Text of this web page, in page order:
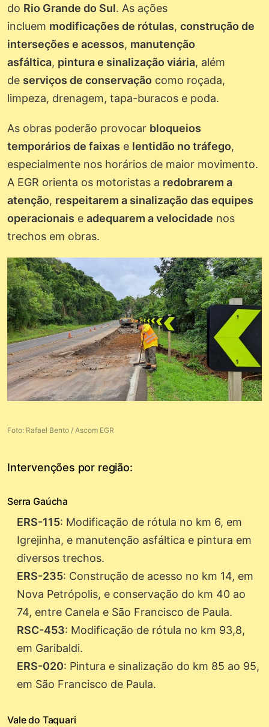
do Rio Grande do Sul. As ações
incluem modificações de rótulas, construção de
interseções e acessos, manutenção
asfáltica, pintura e sinalização viária, além
de serviços de conservação como roçada,
limpeza, drenagem, tapa-buracos e poda.
As obras poderão provocar bloqueios
temporários de faixas e lentidão no tráfego,
especialmente nos horários de maior movimento.
A EGR orienta os motoristas a redobrarem a
atenção, respeitarem a sinalização das equipes
operacionais e adequarem a velocidade nos
trechos em obras.
Foto: Rafael Bento / Ascom EGR
Intervenções por região:
Serra Gaúcha
ERS-115: Modificação de rótula no km 6, em
Igrejinha, e manutenção asfáltica e pintura em
diversos trechos.
ERS-235: Construção de acesso no km 14, em
Nova Petrópolis, e conservação do km 40 ao
74, entre Canela e São Francisco de Paula.
RSC-453: Modificação de rótula no km 93,8,
em Garibaldi.
ERS-020: Pintura e sinalização do km 85 ao 95,
em São Francisco de Paula.
Vale do Taquari